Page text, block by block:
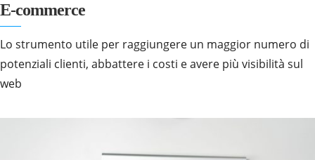
E-commerce
Lo strumento utile per raggiungere un maggior numero di
potenziali clienti, abbattere i costi e avere più visibilità sul
web